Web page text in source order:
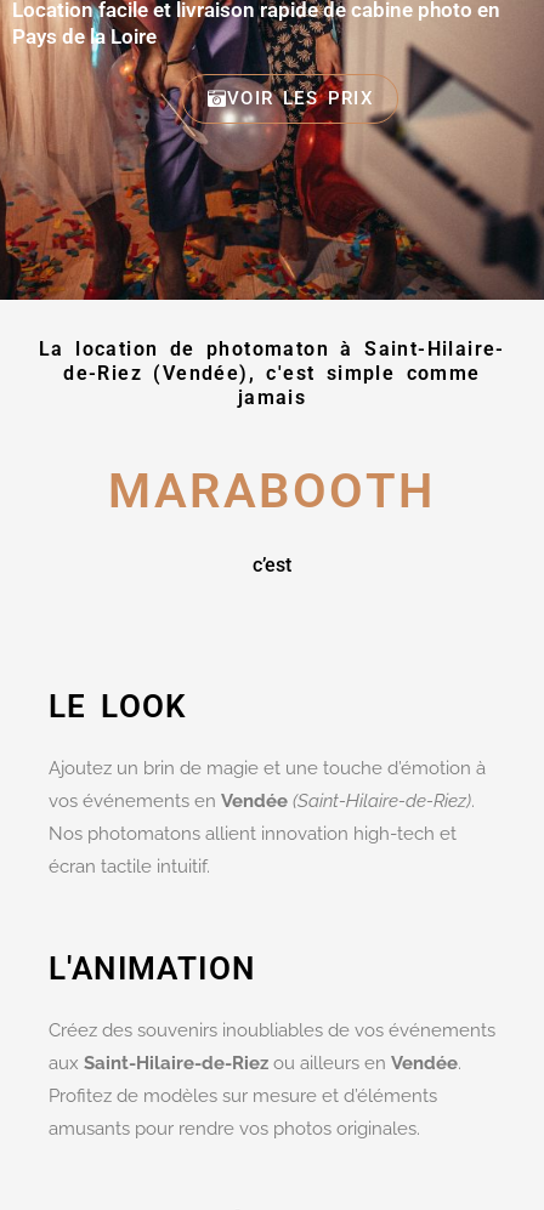
Location facile et livraison rapide de cabine photo en
Pays de la Loire
VOIR LES PRIX
La location de photomaton à Saint-Hilaire-
de-Riez (Vendée), c'est simple comme
jamais
MARABOOTH
c’est
LE LOOK
Ajoutez un brin de magie et une touche d’émotion à
vos événements en Vendée (Saint-Hilaire-de-Riez).
Nos photomatons allient innovation high-tech et
écran tactile intuitif.
L'ANIMATION
Créez des souvenirs inoubliables de vos événements
aux Saint-Hilaire-de-Riez ou ailleurs en Vendée.
Profitez de modèles sur mesure et d’éléments
amusants pour rendre vos photos originales.